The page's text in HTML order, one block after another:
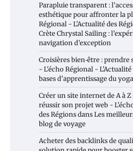
Parapluie transparent :
esthétique pour affronter la
Régional - L'Actualité des
Crète Chrystal Sailing :
navigation d’exception
Croisières bien‑être : prendre
- L'écho Régional - L'Actualité
bases d’apprentissage du yoga
Créer un site internet de A à
réussir son projet web -
des RégionsdansLes
blog de voyage
Acheter des backlinks de